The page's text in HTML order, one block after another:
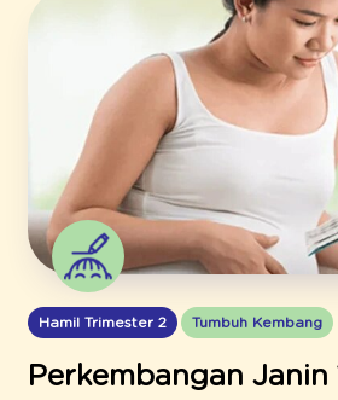
Hamil Trimester 2 Tumbuh Kembang
Perkembangan Janin